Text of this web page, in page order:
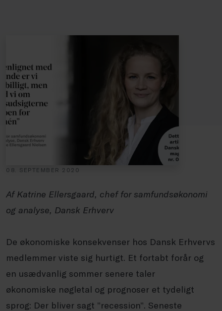
08. SEPTEMBER 2020
Af Katrine Ellersgaard, chef for samfundsøkonomi
og analyse, Dansk Erhverv
De økonomiske konsekvenser hos Dansk Erhvervs
medlemmer viste sig hurtigt. Et fortabt forår og
en usædvanlig sommer senere taler
økonomiske nøgletal og prognoser et tydeligt
sprog: Der bliver sagt ”recession”. Seneste